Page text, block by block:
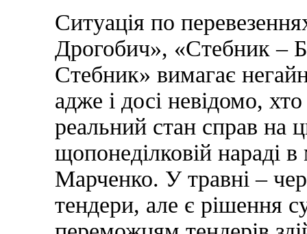
Ситуація по
Дрогобич», «Стебник –
Стебник» вимагає
адже і досі невідомо,
реальний стан справ на
щопонеділковій нараді
Марченко. У травні –
тендери, але є рішення